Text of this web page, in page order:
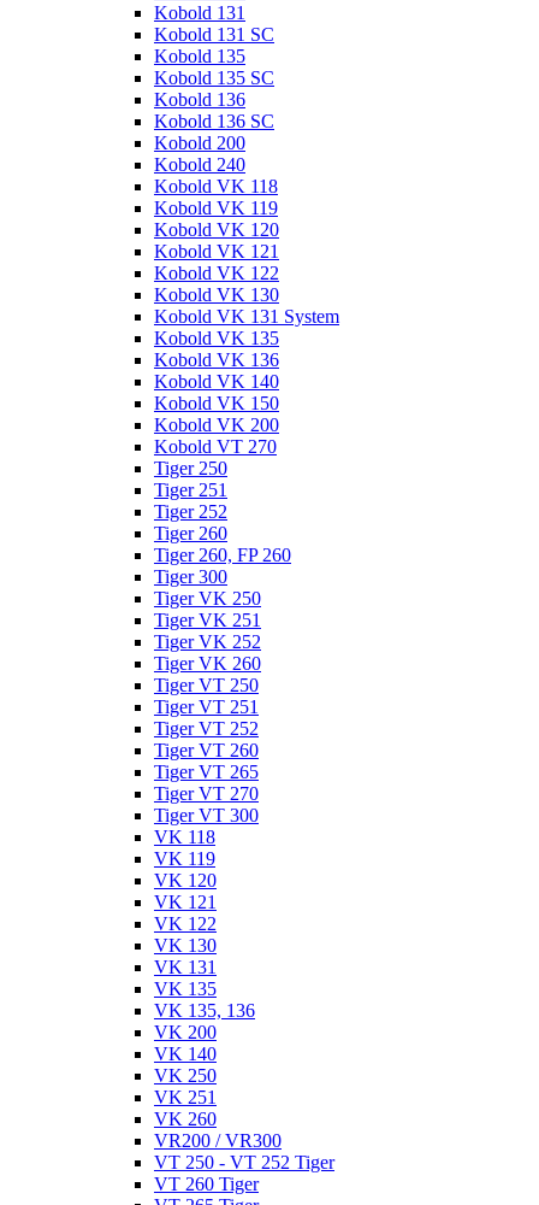
Kobold 131
Kobold 131 SC
Kobold 135
Kobold 135 SC
Kobold 136
Kobold 136 SC
Kobold 200
Kobold 240
Kobold VK 118
Kobold VK 119
Kobold VK 120
Kobold VK 121
Kobold VK 122
Kobold VK 130
Kobold VK 131 System
Kobold VK 135
Kobold VK 136
Kobold VK 140
Kobold VK 150
Kobold VK 200
Kobold VT 270
Tiger 250
Tiger 251
Tiger 252
Tiger 260
Tiger 260, FP 260
Tiger 300
Tiger VK 250
Tiger VK 251
Tiger VK 252
Tiger VK 260
Tiger VT 250
Tiger VT 251
Tiger VT 252
Tiger VT 260
Tiger VT 265
Tiger VT 270
Tiger VT 300
VK 118
VK 119
VK 120
VK 121
VK 122
VK 130
VK 131
VK 135
VK 135, 136
VK 200
VK 140
VK 250
VK 251
VK 260
VR200 / VR300
VT 250 - VT 252 Tiger
VT 260 Tiger